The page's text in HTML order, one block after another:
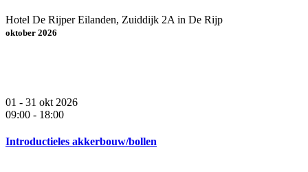
Hotel De Rijper Eilanden, Zuiddijk 2A in De Rijp
oktober 2026
01 - 31 okt 2026
09:00 - 18:00
Introductieles akkerbouw/bollen